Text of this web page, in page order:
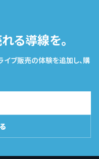
る導線を。
ブ販売の体験を追加し、購